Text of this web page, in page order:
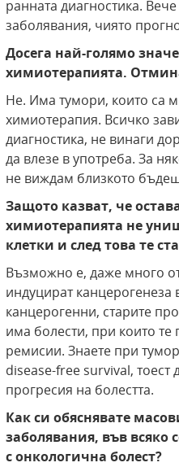
ранната диагностика.
заболявания, чиято
Досега най-голямо
химиотерапията.
Не. Има тумори, които са
химиотерапия. Всичко
диагностика, не винаги
да влезе в употреба. За
не виждам близкото
Защото казват, че
химиотерапията не
клетки и след това те
Възможно е, даже много
индуцират канцерогенеза
канцерогенни, старите
има болести, при които те
ремисии. Знаете при
disease-free survival, тоест
прогресия на болестта.
Как си обяснявате
заболявания, във всяко
с онкологична болест?